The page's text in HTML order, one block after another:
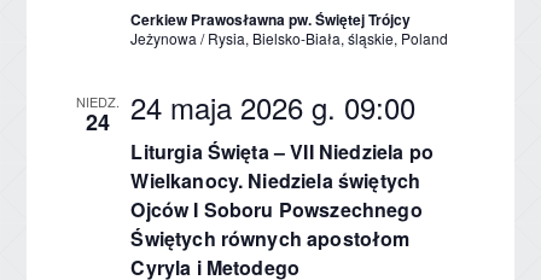
Cerkiew Prawosławna pw. Świętej Trójcy
Jeżynowa / Rysia, Bielsko-Biała, śląskie, Poland
NIEDZ.
24 24 maja 2026 g. 09:00
Liturgia Święta – VII Niedziela po
Wielkanocy. Niedziela świętych
Ojców I Soboru Powszechnego
Świętych równych apostołom
Cyryla i Metodego